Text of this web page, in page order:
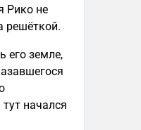
Рико не
решёткой.
его земле,
начался